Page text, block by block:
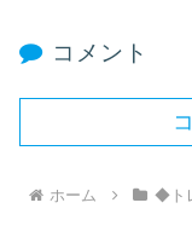
コメント
ホーム ◆ト